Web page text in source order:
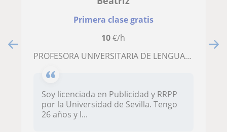
Primera clase gratis
10€/h
PROFESORA UNIVERSITARIA DE LENGUA, INGLÉS Y LATÍN
Soy licenciada en Publicidad y RRPP
por la Universidad de Sevilla. Tengo
26 años y l...